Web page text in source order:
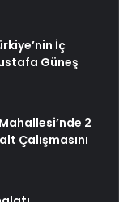
İç
Güneş
2
Çalışmasını